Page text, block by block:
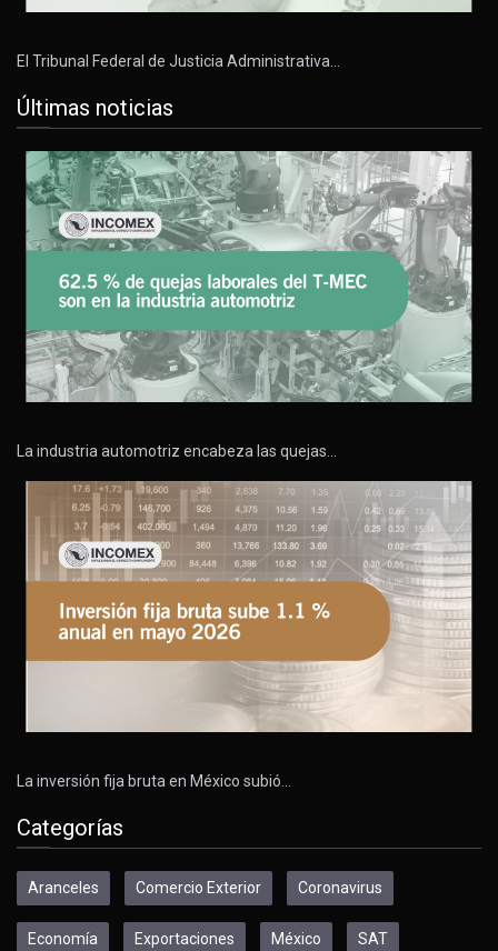
El Tribunal Federal de Justicia Administrativa…
Últimas noticias
La industria automotriz encabeza las quejas…
La inversión fija bruta en México subió…
Categorías
Aranceles Comercio Exterior Coronavirus
Economía Exportaciones México SAT